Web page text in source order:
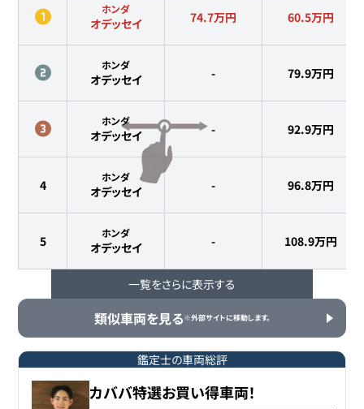
ホンダ
オデッセイ 74.7万円 60.5万円
ホンダ
オデッセイ - 79.9万円
ホンダ
オデッセイ - 92.9万円
4
ホンダ
オデッセイ - 96.8万円
5
ホンダ
オデッセイ - 108.9万円
6
ホンダ
オデッセイ - 153.9万円
一覧をさらに表示する
類似車両を見る※外部サイトに移動します。
鑑定士の車両総評
カババ特選お買い得車両！